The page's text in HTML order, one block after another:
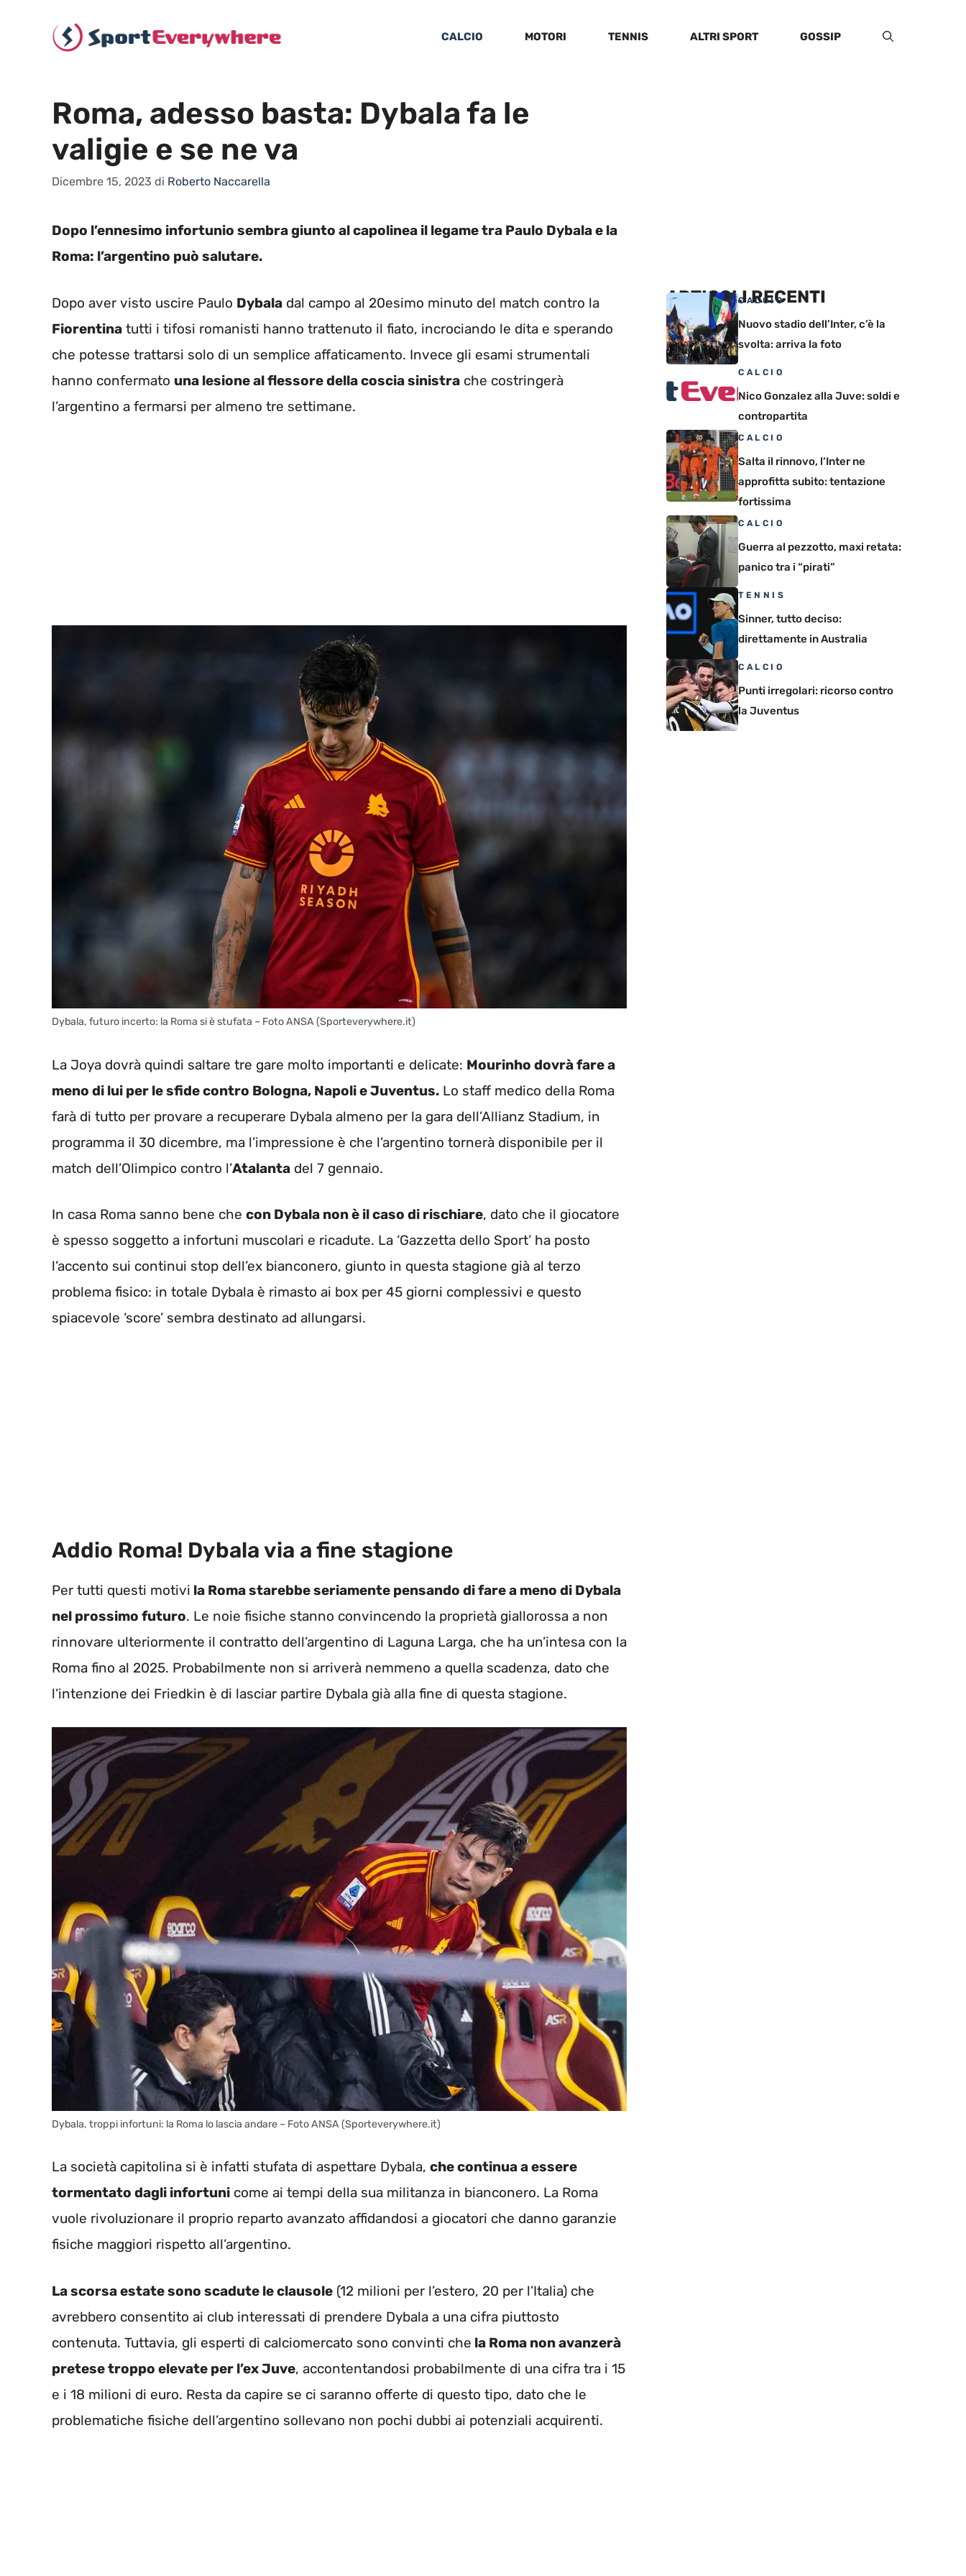
CALCIO MOTORI TENNIS ALTRI SPORT GOSSIP
Roma, adesso basta: Dybala fa le
valigie e se ne va
Dicembre 15, 2023 di Roberto Naccarella
Dopo l’ennesimo infortunio sembra giunto al capolinea il legame tra Paulo Dybala e la
Roma: l’argentino può salutare.
Dopo aver visto uscire Paulo Dybala dal campo al 20esimo minuto del match contro la
Fiorentina tutti i tifosi romanisti hanno trattenuto il fiato, incrociando le dita e sperando
che potesse trattarsi solo di un semplice affaticamento. Invece gli esami strumentali
hanno confermato una lesione al flessore della coscia sinistra che costringerà
l’argentino a fermarsi per almeno tre settimane.
Dybala, futuro incerto: la Roma si è stufata – Foto ANSA (Sporteverywhere.it)
La Joya dovrà quindi saltare tre gare molto importanti e delicate: Mourinho dovrà fare a
meno di lui per le sfide contro Bologna, Napoli e Juventus. Lo staff medico della Roma
farà di tutto per provare a recuperare Dybala almeno per la gara dell’Allianz Stadium, in
programma il 30 dicembre, ma l’impressione è che l’argentino tornerà disponibile per il
match dell’Olimpico contro l’Atalanta del 7 gennaio.
In casa Roma sanno bene che con Dybala non è il caso di rischiare, dato che il giocatore
è spesso soggetto a infortuni muscolari e ricadute. La ‘Gazzetta dello Sport’ ha posto
l’accento sui continui stop dell’ex bianconero, giunto in questa stagione già al terzo
problema fisico: in totale Dybala è rimasto ai box per 45 giorni complessivi e questo
spiacevole ‘score’ sembra destinato ad allungarsi.
Addio Roma! Dybala via a fine stagione
Per tutti questi motivi la Roma starebbe seriamente pensando di fare a meno di Dybala
nel prossimo futuro. Le noie fisiche stanno convincendo la proprietà giallorossa a non
rinnovare ulteriormente il contratto dell’argentino di Laguna Larga, che ha un’intesa con la
Roma fino al 2025. Probabilmente non si arriverà nemmeno a quella scadenza, dato che
l’intenzione dei Friedkin è di lasciar partire Dybala già alla fine di questa stagione.
Dybala, troppi infortuni: la Roma lo lascia andare – Foto ANSA (Sporteverywhere.it)
La società capitolina si è infatti stufata di aspettare Dybala, che continua a essere
tormentato dagli infortuni come ai tempi della sua militanza in bianconero. La Roma
vuole rivoluzionare il proprio reparto avanzato affidandosi a giocatori che danno garanzie
fisiche maggiori rispetto all’argentino.
La scorsa estate sono scadute le clausole (12 milioni per l’estero, 20 per l’Italia) che
avrebbero consentito ai club interessati di prendere Dybala a una cifra piuttosto
contenuta. Tuttavia, gli esperti di calciomercato sono convinti che la Roma non avanzerà
pretese troppo elevate per l’ex Juve, accontentandosi probabilmente di una cifra tra i 15
e i 18 milioni di euro. Resta da capire se ci saranno offerte di questo tipo, dato che le
problematiche fisiche dell’argentino sollevano non pochi dubbi ai potenziali acquirenti.
ARTICOLI RECENTI
CALCIO
Nuovo stadio dell’Inter, c’è la
svolta: arriva la foto
CALCIO
Nico Gonzalez alla Juve: soldi e
contropartita
CALCIO
Salta il rinnovo, l’Inter ne
approfitta subito: tentazione
fortissima
CALCIO
Guerra al pezzotto, maxi retata:
panico tra i “pirati”
TENNIS
Sinner, tutto deciso:
direttamente in Australia
CALCIO
Punti irregolari: ricorso contro
la Juventus